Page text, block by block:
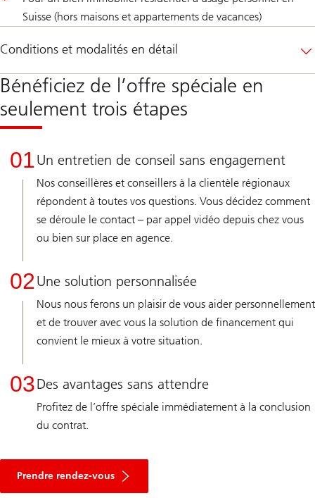
Suisse (hors maisons et appartements de vacances)
Conditions et modalités en détail
Bénéficiez de l’offre spéciale en
seulement trois étapes
01Un entretien de conseil sans engagement
Nos conseillères et conseillers à la clientèle régionaux
répondent à toutes vos questions. Vous décidez comment
se déroule le contact – par appel vidéo depuis chez vous
ou bien sur place en agence.
02Une solution personnalisée
Nous nous ferons un plaisir de vous aider personnellement
et de trouver avec vous la solution de financement qui
convient le mieux à votre situation.
03Des avantages sans attendre
Profitez de l’offre spéciale immédiatement à la conclusion
du contrat.
Prendre rendez-vous
une